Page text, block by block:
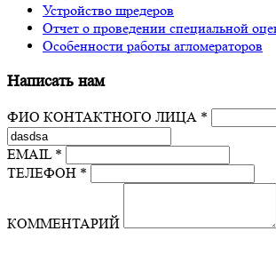
Устройство шредеров
Отчет о проведении специальной
Особенности работы агломераторов
Написать нам
ФИО КОНТАКТНОГО ЛИЦА *
EMAIL *
ТЕЛЕФОН *
КОММЕНТАРИЙ